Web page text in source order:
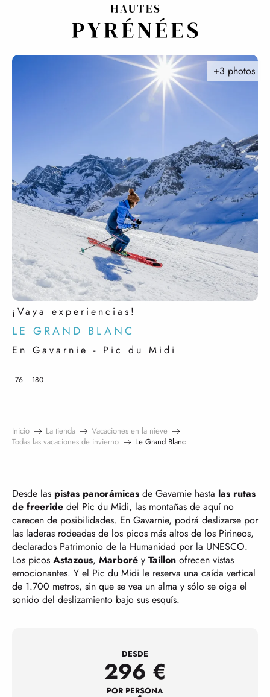
¡Vaya experiencias!
LE GRAND BLANC
En Gavarnie - Pic du Midi
+3 photos
76 180
Inicio La tienda
Vacaciones en la nieve
Todas las vacaciones de invierno
Le Grand Blanc
Desde las pistas panorámicas de Gavarnie hasta las rutas
de freeride del Pic du Midi, las montañas de aquí no
carecen de posibilidades. En Gavarnie, podrá deslizarse por
las laderas rodeadas de los picos más altos de los Pirineos,
declarados Patrimonio de la Humanidad por la UNESCO.
Los picos Astazous, Marboré y Taillon ofrecen vistas
emocionantes. Y el Pic du Midi le reserva una caída vertical
de 1.700 metros, sin que se vea un alma y sólo se oiga el
sonido del deslizamiento bajo sus esquís.
DESDE
296 €
POR PERSONA